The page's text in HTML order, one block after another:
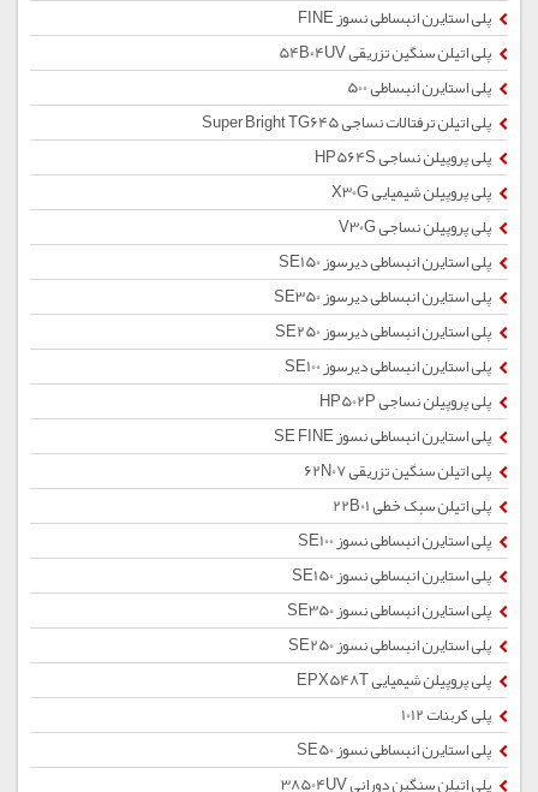
پلی استایرن انبساطی نسوز FINE
پلی اتیلن سنگین تزریقی 54B04UV
پلی استایرن انبساطی 500
پلی اتیلن ترفتالات نساجی Super Bright TG645
پلی پروپیلن نساجی HP564S
پلی پروپیلن شیمیایی X30G
پلی پروپیلن نساجی V30G
پلی استایرن انبساطی دیرسوز SE150
پلی استایرن انبساطی دیرسوز SE350
پلی استایرن انبساطی دیرسوز SE250
پلی استایرن انبساطی دیرسوز SE100
پلی پروپیلن نساجی HP502P
پلی استایرن انبساطی نسوز SE FINE
پلی اتیلن سنگین تزریقی 62N07
پلی اتیلن سبک خطی 22B01
پلی استایرن انبساطی نسوز SE100
پلی استایرن انبساطی نسوز SE150
پلی استایرن انبساطی نسوز SE350
پلی استایرن انبساطی نسوز SE250
پلی پروپیلن شیمیایی EPX548T
پلی کربنات 1012
پلی استایرن انبساطی نسوز SE50
پلی اتیلن سنگین دورانی 38504UV